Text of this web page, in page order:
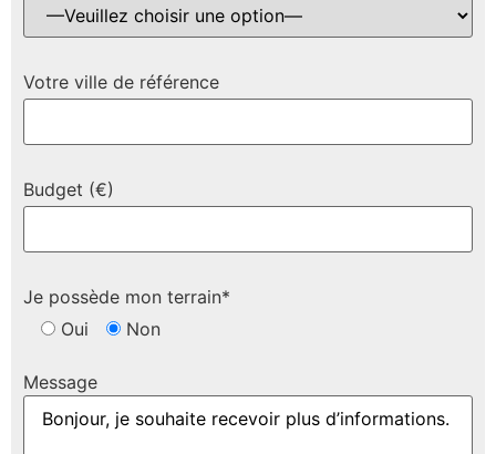
Votre ville de référence
Budget (€)
Je possède mon terrain*
Oui
Non
Message